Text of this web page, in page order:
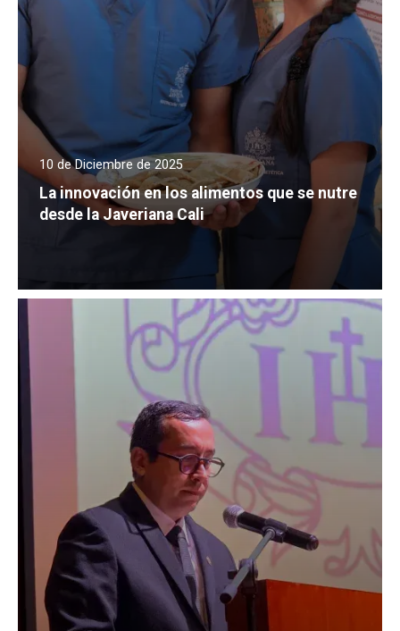
10 de Diciembre de 2025
La innovación en los alimentos que se nutre
desde la Javeriana Cali